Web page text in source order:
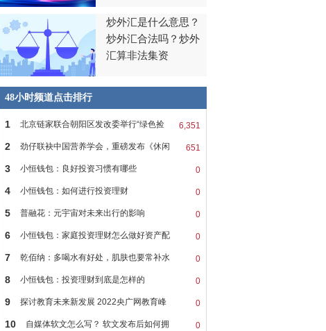
炒外汇是什么意思？
炒外汇合法吗？炒外
汇算非法集资
48小时频道点击排行
6,351
1 北京链家联合朝阳区发改委举行“绿色捡
651
2 劲仔联袂中国营养学会，重磅发布《休闲
0
3 小恒钱包：良好投资习惯有哪些
0
4 小恒钱包：如何进行投资理财
0
5 普融花：元宇宙对未来出行的影响
0
6 小恒钱包：家庭投资理财怎么做好资产配
0
7 乾佰纳：多喝水有好处，肌肤也要常补水
0
8 小恒钱包：投资理财到底是怎样的
0
9 探讨教育未来新发展 2022央广网教育峰
0
10 自媒体软文怎么写？ 软文发布后如何拥